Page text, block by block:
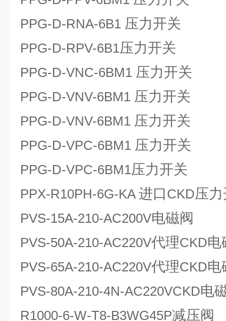
PPG-D-RNA-6B1 压力开关
PPG-D-RPV-6B1压力开关
PPG-D-VNC-6BM1 压力开关
PPG-D-VNV-6BM1 压力开关
PPG-D-VNV-6BM1 压力开关
PPG-D-VPC-6BM1 压力开关
PPG-D-VPC-6BM1压力开关
PPX-R10PH-6G-KA 进口 CKD压
PVS-15A-210-AC200V电磁阀
PVS-50A-210-AC220V代理CKD电
PVS-65A-210-AC220V代理CKD电
PVS-80A-210-4N-AC220VCKD电
R1000-6-W-T8-B3WG45P减压阀